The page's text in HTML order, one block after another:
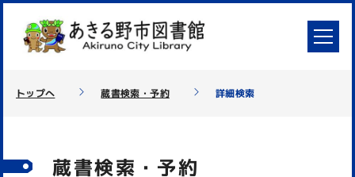
トップへ 蔵書検索・予約 詳細検索
蔵書検索・予約